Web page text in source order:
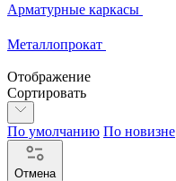
Арматурные каркасы
Металлопрокат
Отображение
Сортировать
По умолчанию По новизне
Отмена